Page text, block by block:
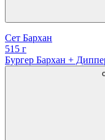
Сет Бархан
515 г
Бургер Бархан +